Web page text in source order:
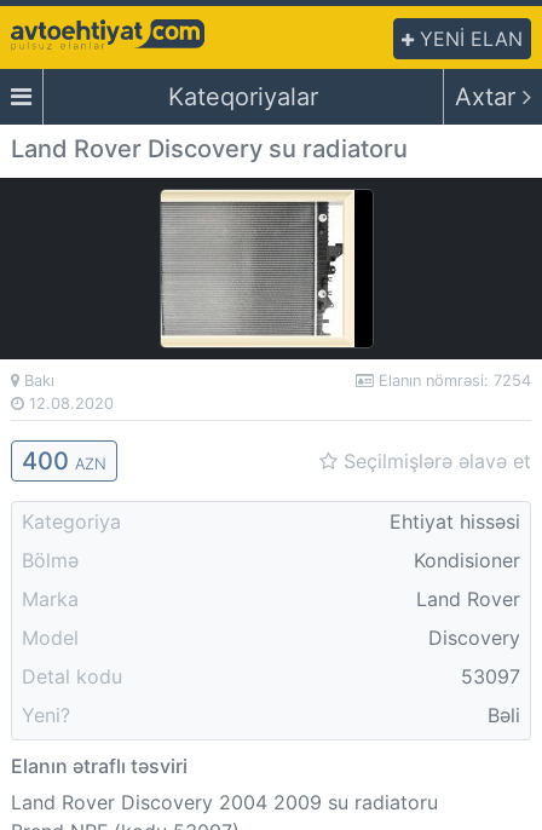
YENİ ELAN
Kateqoriyalar
Axtar
Land Rover Discovery su radiatoru
Bakı
12.08.2020
Elanın nömrəsi: 7254
400 AZN Seçilmişlərə əlavə et
Kategoriya
Ehtiyat hissəsi
Bölmə
Kondisioner
Marka
Land Rover
Model
Discovery
Detal kodu
53097
Yeni?
Bəli
Elanın ətraflı təsviri
Land Rover Discovery 2004 2009 su radiatoru